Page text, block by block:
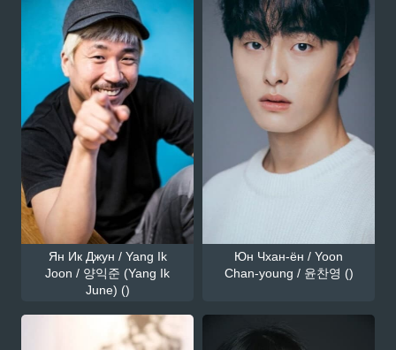
Ян Ик Джун / Yang Ik
Joon / 양익준 (Yang Ik
June) ()
Юн Чхан-ён / Yoon
Chan-young / 윤찬영 ()